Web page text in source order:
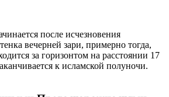
после исчезновения
вечерней зари, примерно тогда,
за горизонтом на расстоянии 17
к исламской полуночи.